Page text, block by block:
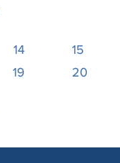
14
15
19
20